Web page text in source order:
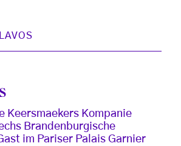
Keersmaekers Kompanie
Brandenburgische
im Pariser Palais Garnier